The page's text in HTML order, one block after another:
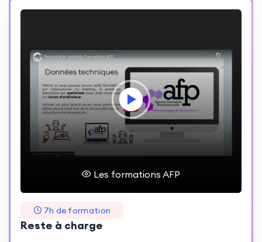
Les formations AFP
7h de formation
Reste à charge